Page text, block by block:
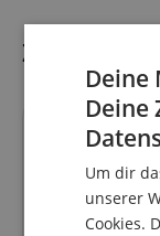
Zubehör
Deine
Deine
Um dir
unserer
Cookies.